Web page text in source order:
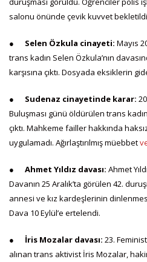
salonu önünde çevik kuvvet
● Selen Özkula cinayeti: Mayıs
trans kadın Selen Özkula’nın
karşısına çıktı. Dosyada eksiklerin
● Sudenaz cinayetinde karar:
Buluşması günü öldürülen trans
çıktı. Mahkeme failler hakkında
uygulamadı. Ağırlaştırılmış müebbet
● Ahmet Yıldız davası: Ahmet
Davanın 25 Aralık’ta görülen 42.
annesi ve kız kardeşlerinin
Dava 10 Eylül’e ertelendi.
● İris Mozalar davası: 23.
alınan trans aktivist İris Mozalar,